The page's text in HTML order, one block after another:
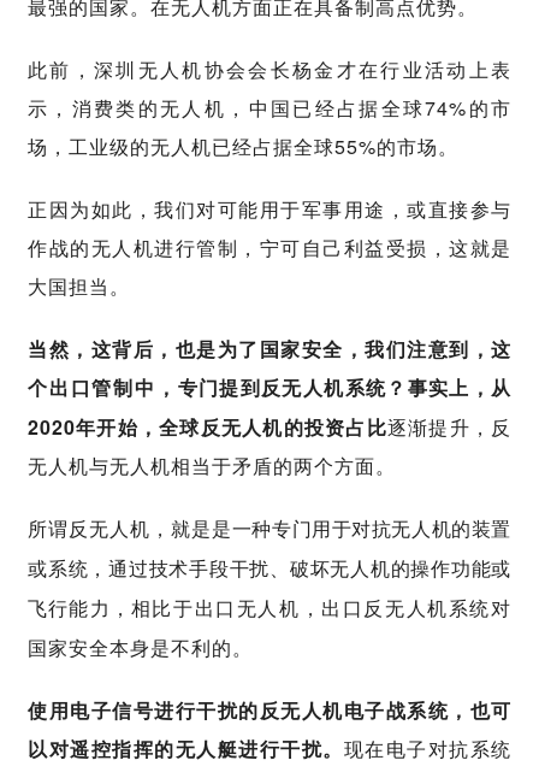
最强的国家。在无人机方面正在具备制高点优势。
此前，深圳无人机协会会长杨金才在行业活动上表
示，消费类的无人机，中国已经占据全球74%的市
场，工业级的无人机已经占据全球55%的市场。
正因为如此，我们对可能用于军事用途，或直接参与
作战的无人机进行管制，宁可自己利益受损，这就是
大国担当。
当然，这背后，也是为了国家安全，我们注意到，这
个出口管制中， 专门提到反无人机系统？事实上， 从
2020年开始，全球反无人机的投资占比逐渐提升，反
无人机与无人机相当于矛盾的两个方面。
所谓反无人机，就是是一种专门用于对抗无人机的装置
或系统，通过技术手段干扰、破坏无人机的操作功能或
飞行能力， 相比于出口无人机，出口反无人机系统对
国家安全本身是不利的。
使用电子信号进行干扰的反无人机电子战系统，也可
以对遥控指挥的无人艇进行干扰。 现在电子对抗系统